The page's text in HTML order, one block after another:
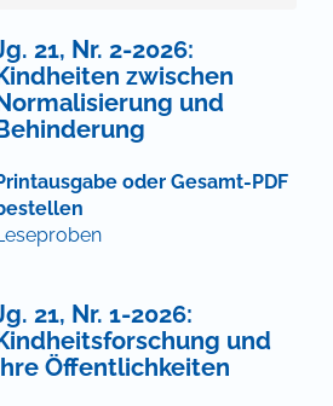
21, Nr. 2-2026:
zwischen
und
oder Gesamt-PDF
21, Nr. 1-2026:
und
Öffentlichkeiten